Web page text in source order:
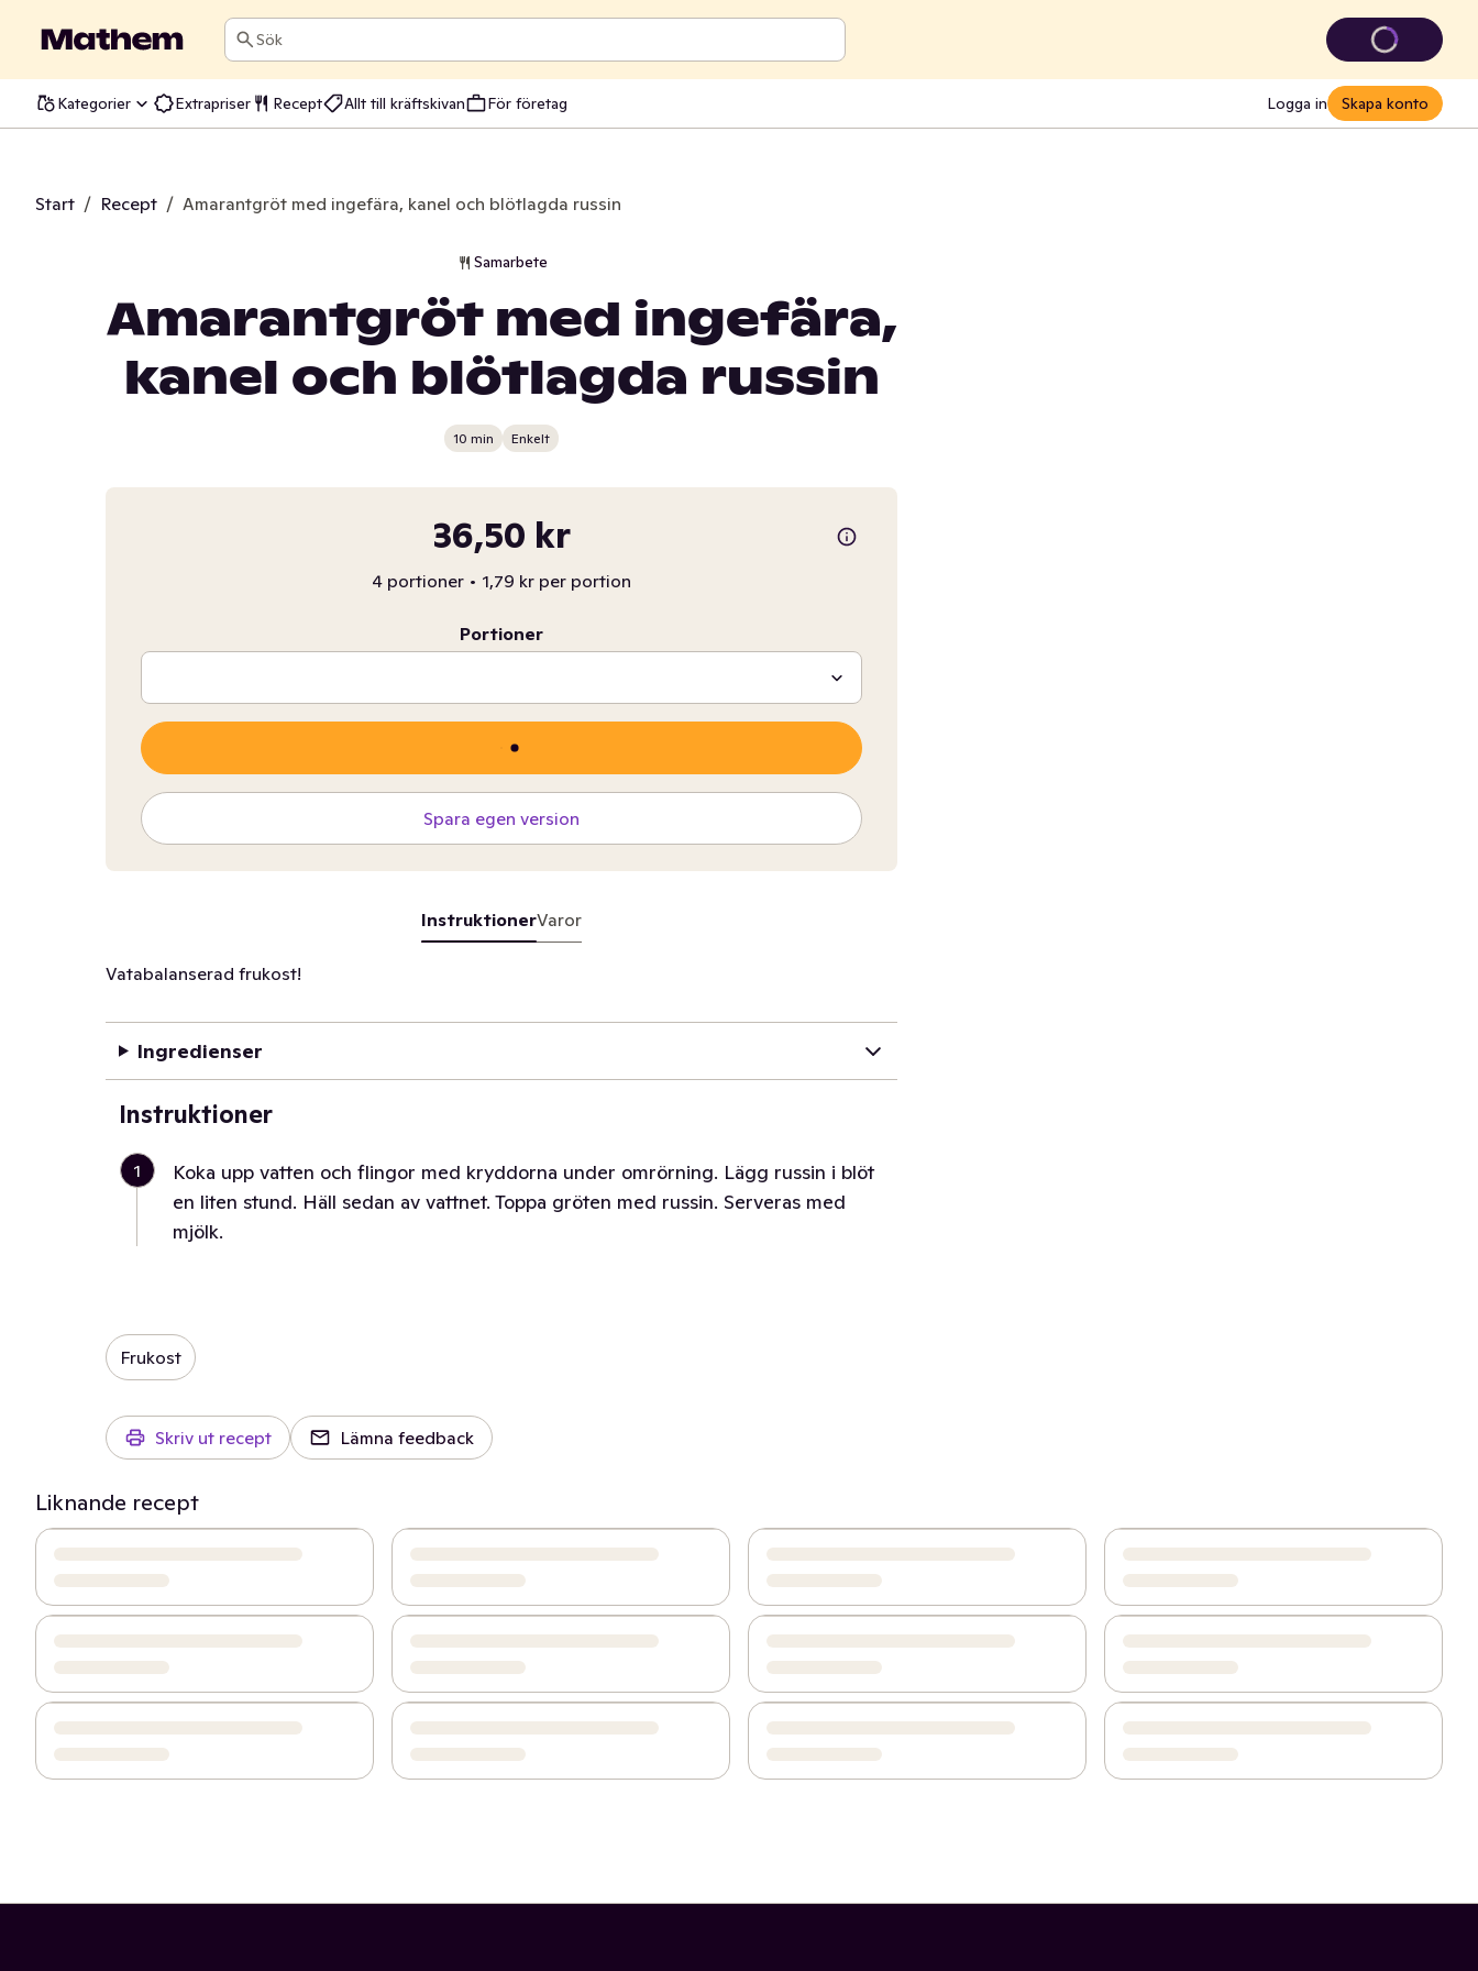
Sök
Kategorier Extrapriser Recept Allt till kräftskivan För företag Logga in Skapa konto
Start / Recept / Amarantgröt med ingefära, kanel och blötlagda russin
Samarbete
Amarantgröt med ingefära,
kanel och blötlagda russin
10 min Enkelt
36,50 kr
4 portioner • 1,79 kr per portion
Portioner
Spara egen version
InstruktionerVaror
Vatabalanserad frukost!
Ingredienser
Instruktioner
1
Koka upp vatten och flingor med kryddorna under omrörning. Lägg russin i blöt
en liten stund. Häll sedan av vattnet. Toppa gröten med russin. Serveras med
mjölk.
Frukost
Skriv ut recept Lämna feedback
Liknande recept